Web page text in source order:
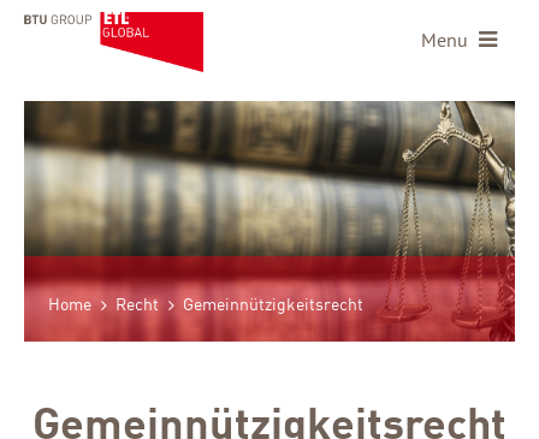
Menu
Home Recht Gemeinnützigkeitsrecht
Gemeinnützigkeitsrecht